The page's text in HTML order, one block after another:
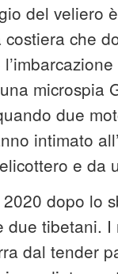
del veliero
che
microspia
due
intimato
e da
dopo lo
tibetani.
dal tender